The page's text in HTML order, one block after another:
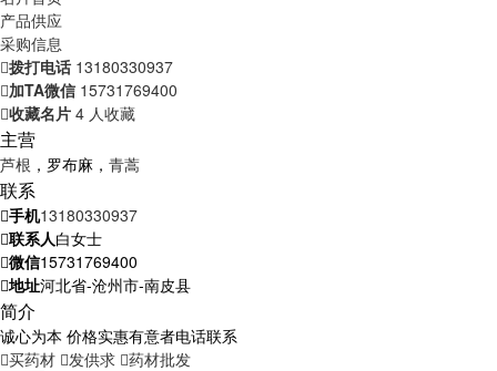
产品供应
采购信息
拨打电话 13180330937
加TA微信 15731769400
收藏名片 4 人收藏
主营
芦根 ，罗布麻， 青蒿
联系
手机13180330937
联系人白女士
微信15731769400
地址河北省-沧州市-南皮县
简介
诚心为本 价格实惠有意者电话联系
买药材 发供求 药材批发